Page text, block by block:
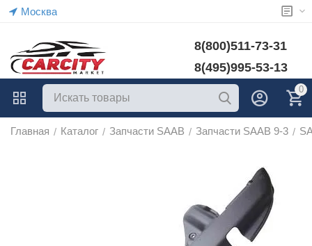
Москва
8(800)511-73-31
8(495)995-53-13
0
Главная / Каталог / Запчасти SAAB / Запчасти SAAB 9-3 /